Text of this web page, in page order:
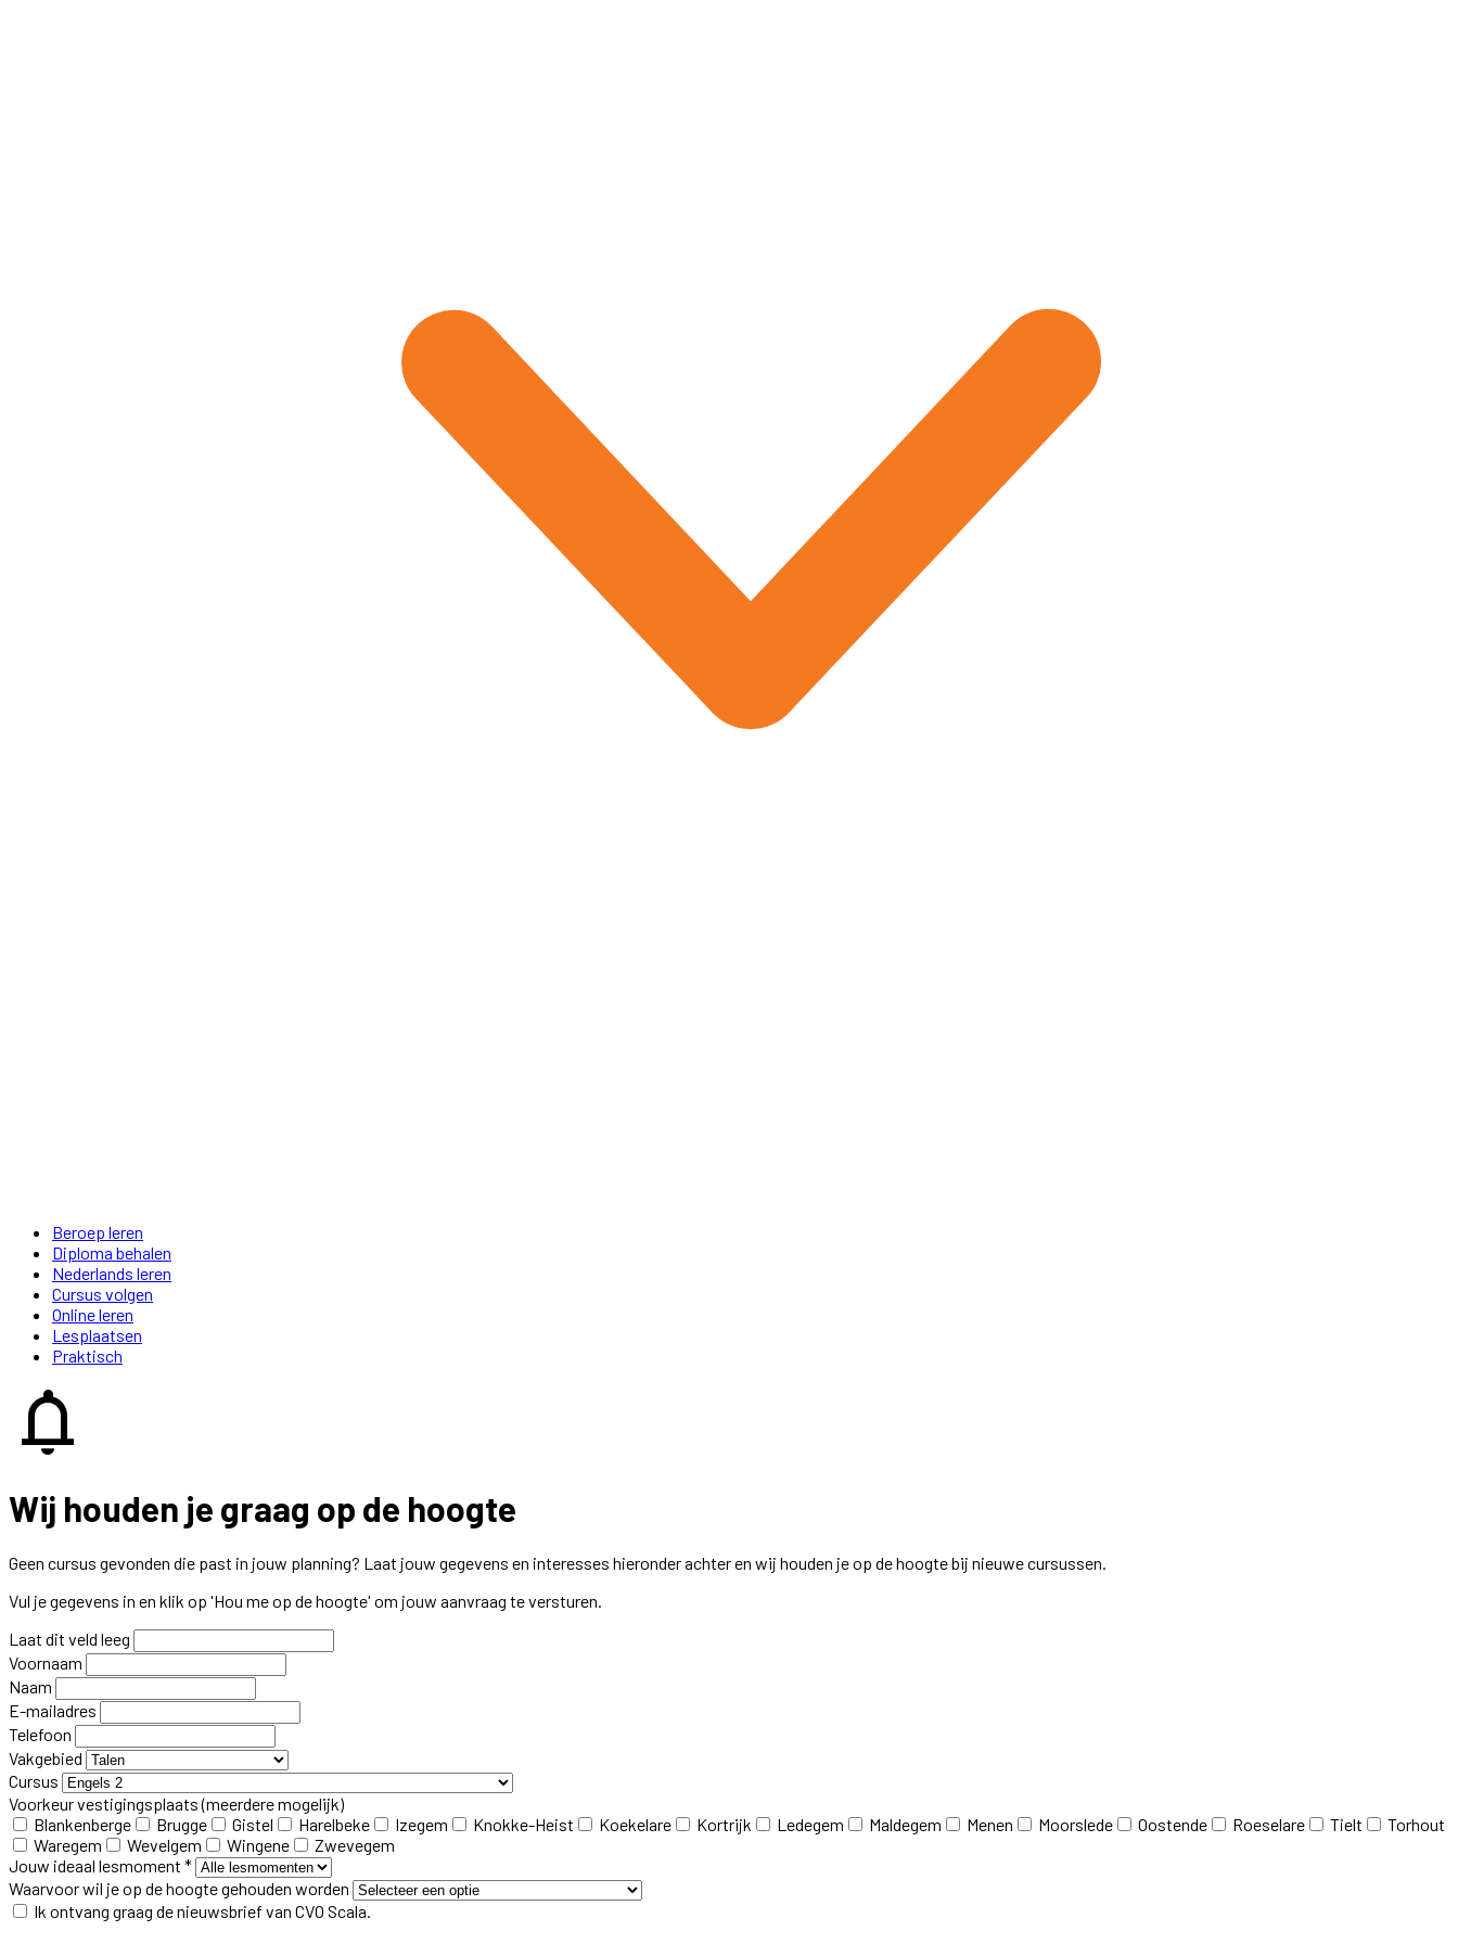
Beroep leren
Diploma behalen
Nederlands leren
Cursus volgen
Online leren
Lesplaatsen
Praktisch
notifications
Wij houden je graag op de hoogte
Geen cursus gevonden die past in jouw planning? Laat jouw gegevens en interesses hieronder achter en wij houden je op de hoogte bij nieuwe cursussen.
Vul je gegevens in en klik op 'Hou me op de hoogte' om jouw aanvraag te versturen.
Laat dit veld leeg
Voornaam
Naam
E-mailadres
Telefoon
Vakgebied
Cursus
Voorkeur vestigingsplaats(meerdere mogelijk)
Blankenberge
Brugge Gistel Harelbeke Izegem Knokke-Heist Koekelare Kortrijk Ledegem Maldegem Menen Moorslede Oostende Roeselare Tielt
Torhout
Waregem
Wevelgem Wingene
Zwevegem
Jouw ideaal lesmoment *
Waarvoor wil je op de hoogte gehouden worden
Ik ontvang graag de nieuwsbrief van CVO Scala.